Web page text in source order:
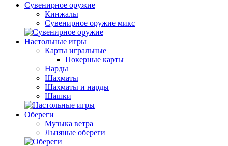
Сувенирное оружие
Кинжалы
Сувенирное оружие микс
Настольные игры
Карты игральные
Покерные карты
Нарды
Шахматы
Шахматы и нарды
Шашки
Обереги
Музыка ветра
Льняные обереги